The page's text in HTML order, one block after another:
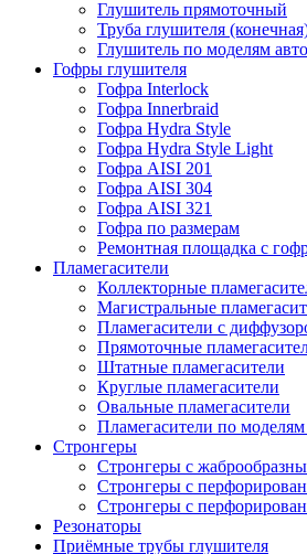
Глушитель прямоточный
Труба глушителя
Глушитель по моделям авто
Гофры глушителя
Гофра Interlock
Гофра Innerbraid
Гофра Hydra Style
Гофра Hydra Style Light
Гофра AISI 201
Гофра AISI 304
Гофра AISI 321
Гофра по размерам
Ремонтная площадка с
Пламегасители
Коллекторные
Магистральные
Пламегасители с
Прямоточные
Штатные пламегасители
Круглые пламегасители
Овальные пламегасители
Пламегасители по моделям
Стронгеры
Стронгеры с
Стронгеры с
Стронгеры с
Резонаторы
Приёмные трубы глушителя